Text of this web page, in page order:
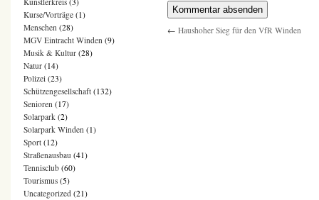
← Haushoher Sieg für den VfR Winden
Kurse/Vorträge (1)
Menschen (28)
MGV Eintracht Winden (9)
Musik & Kultur (28)
Natur (14)
Polizei (23)
Schützengesellschaft (132)
Senioren (17)
Solarpark (2)
Solarpark Winden (1)
Sport (12)
Straßenausbau (41)
Tennisclub (60)
Tourismus (5)
Uncategorized (21)